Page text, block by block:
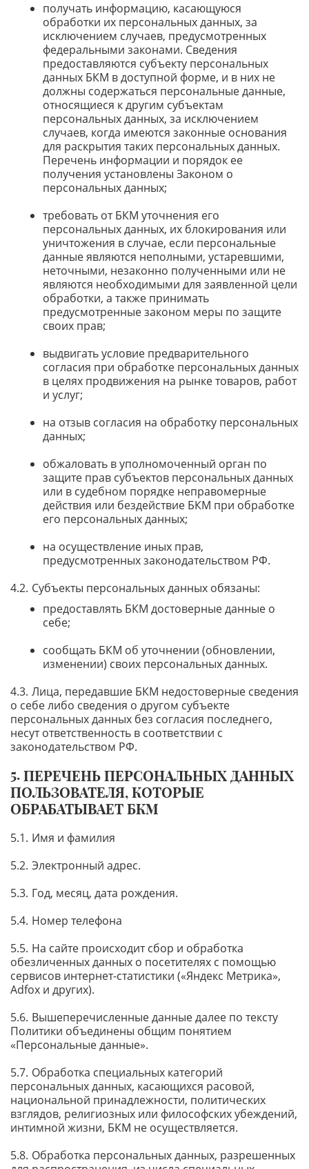
получать информацию, касающуюся
обработки их персональных данных, за
исключением случаев, предусмотренных
федеральными законами. Сведения
предоставляются субъекту персональных
данных БКМ в доступной форме, и в них не
должны содержаться персональные данные,
относящиеся к другим субъектам
персональных данных, за исключением
случаев, когда имеются законные основания
для раскрытия таких персональных данных.
Перечень информации и порядок ее
получения установлены Законом о
персональных данных;
требовать от БКМ уточнения его
персональных данных, их блокирования или
уничтожения в случае, если персональные
данные являются неполными, устаревшими,
неточными, незаконно полученными или не
являются необходимыми для заявленной цели
обработки, а также принимать
предусмотренные законом меры по защите
своих прав;
выдвигать условие предварительного
согласия при обработке персональных данных
в целях продвижения на рынке товаров, работ
и услуг;
на отзыв согласия на обработку персональных
данных;
обжаловать в уполномоченный орган по
защите прав субъектов персональных данных
или в судебном порядке неправомерные
действия или бездействие БКМ при обработке
его персональных данных;
на осуществление иных прав,
предусмотренных законодательством РФ.
Субъекты персональных данных обязаны:
предоставлять БКМ достоверные данные о
себе;
сообщать БКМ об уточнении (обновлении,
изменении) своих персональных данных.
Лица, передавшие БКМ недостоверные сведения
о себе либо сведения о другом субъекте
персональных данных без согласия последнего,
несут ответственность в соответствии с
законодательством РФ.
ПЕРЕЧЕНЬ ПЕРСОНАЛЬНЫХ ДАННЫХ
ПОЛЬЗОВАТЕЛЯ, КОТОРЫЕ
ОБРАБАТЫВАЕТ БКМ
Имя и фамилия
Электронный адрес.
Год, месяц, дата рождения.
Номер телефона
На сайте происходит сбор и обработка
обезличенных данных о посетителях с помощью
сервисов интернет-статистики («Яндекс Метрика»,
Adfox и других).
Вышеперечисленные данные далее по тексту
Политики объединены общим понятием
«Персональные данные».
Обработка специальных категорий
персональных данных, касающихся расовой,
национальной принадлежности, политических
взглядов, религиозных или философских убеждений,
интимной жизни, БКМ не осуществляется.
Обработка персональных данных, разрешенных